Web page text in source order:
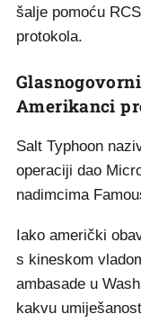
šalje pomoću
protokola.
Amerikanci
Salt Typhoon
operaciji dao
nadimcima
Iako američki
s kineskom
ambasade u
kakvu